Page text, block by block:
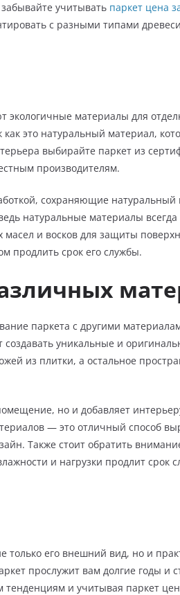
учитывать паркет цена
с разными типами
материалы для
это натуральный материал,
выбирайте паркет из
производителям.
сохраняющие натуральный
натуральные материалы
и восков для защиты
продлить срок его службы.
паркета с другими
создавать уникальные и
из плитки, а остальное
но и добавляет
— это отличный способ
Также стоит обратить
и нагрузки продлит срок
только его внешний вид, но и
прослужит вам долгие годы и
и учитывая паркет